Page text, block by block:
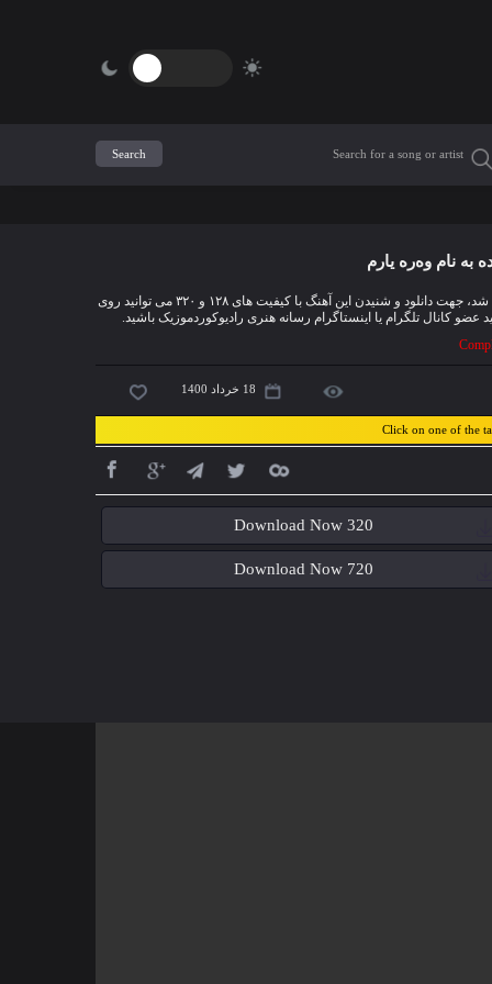
به نام وەرە یارم
آهنگ جدیده محمد خسروزاده به نام « وەرە یارم » هم اکنون به صورت انحصاری پخش شد، جهت دانلود و شنیدن این آهنگ با کیفیت های ۱۲۸ و ۳۲۰ می توانید روی
عضو کانال تلگرام یا اینستاگرام رسانه هنری رادیوکوردموزیک باشید.
18 خرداد 1400
Click on one of the
Download Now 320
Download Now 720